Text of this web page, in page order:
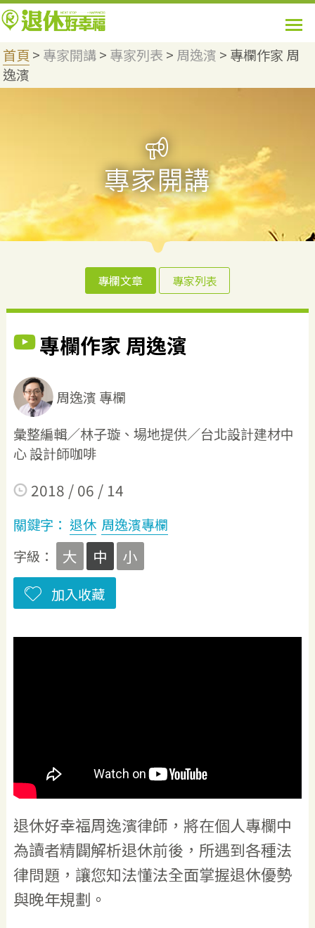
首頁 > 專家開講> 專家列表 > 周逸濱 > 專欄作家 周
逸濱
專欄文章 專家列表
專欄作家 周逸濱
周逸濱 專欄
彙整編輯／林子璇、場地提供／台北設計建材中
心 設計師咖啡
2018 / 06 / 14
關鍵字： 退休 周逸濱專欄
字級：
大 中 小
加入收藏
退休好幸福周逸濱律師，將在個人專欄中
為讀者精闢解析退休前後，所遇到各種法
律問題，讓您知法懂法全面掌握退休優勢
與晚年規劃。